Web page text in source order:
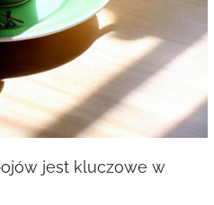
jest kluczowe w